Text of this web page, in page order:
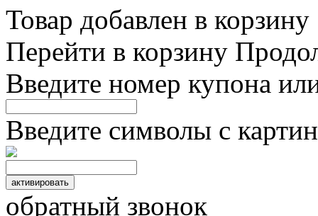
Товар добавлен в корзину
Перейти в корзину
Введите номер купона
Введите символы с
обратный звонок